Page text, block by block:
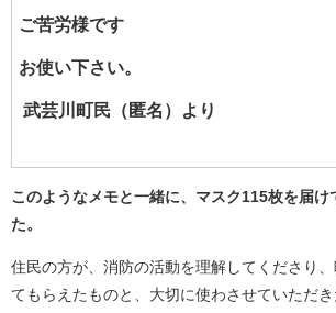
ご苦労様です
お使い下さい。
武芸川町民（匿名）より
このようなメモと一緒に、マスク115枚を届け
た。
住民の方が、消防の活動を理解してくださり
てもらえたものと、大切に使わさせていただき